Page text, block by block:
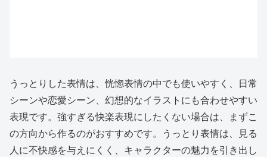
うっとりした表情は、恍惚表情の中でも使いやすく、日常
シーンや恋愛シーン、幻想的なイラストにも合わせやすい
表現です。強すぎる快楽表現にしたくない場合は、まずこ
の方向から作るのがおすすめです。うっとり表情は、見る
人に不快感を与えにくく、キャラクターの魅力を引き出し